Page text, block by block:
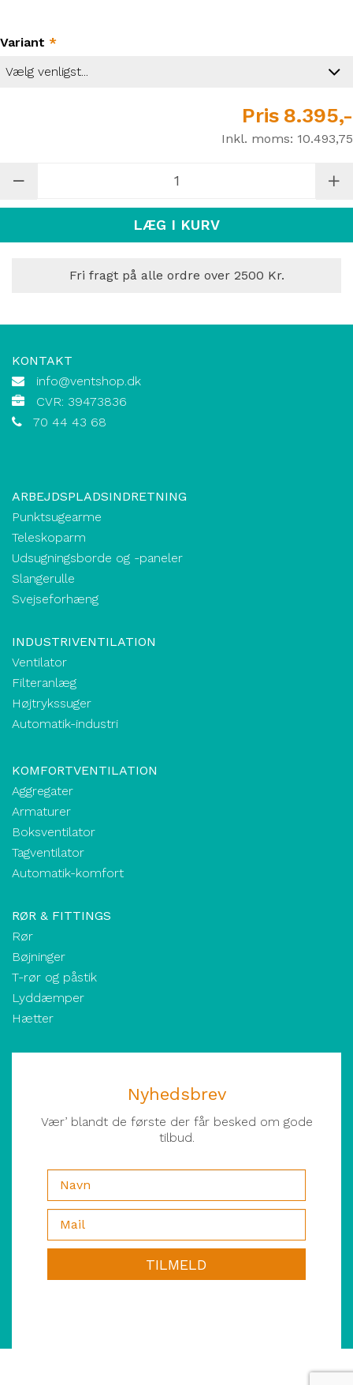
Variant *
Pris 8.395,-
Inkl. moms: 10.493,75
LÆG I KURV
Fri fragt på alle ordre over 2500 Kr.
KONTAKT
info@ventshop.dk
CVR: 39473836
70 44 43 68
ARBEJDSPLADSINDRETNING
Punktsugearme
Teleskoparm
Udsugningsborde og -paneler
Slangerulle
Svejseforhæng
INDUSTRIVENTILATION
Ventilator
Filteranlæg
Højtrykssuger
Automatik-industri
KOMFORTVENTILATION
Aggregater
Armaturer
Boksventilator
Tagventilator
Automatik-komfort
RØR & FITTINGS
Rør
Bøjninger
T-rør og påstik
Lyddæmper
Hætter
Nyhedsbrev
Vær’ blandt de første der får besked om gode
tilbud.
TILMELD